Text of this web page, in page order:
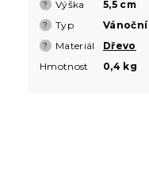
? Výška 5,5 cm
? Typ Vánoční
? Materiál
Dřevo
Hmotnost
0,4 kg